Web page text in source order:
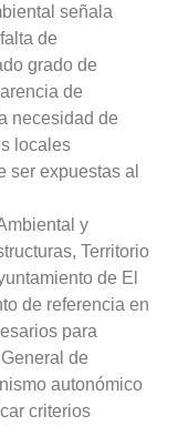
señala
de
grado de
de
necesidad de
locales
ser expuestas al
y
Territorio
de El
de referencia en
para
de
autonómico
criterios